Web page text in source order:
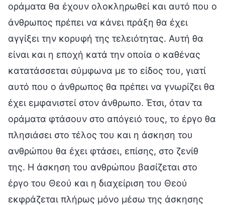
οράματα θα έχουν ολοκληρωθεί και αυτό που ο
άνθρωπος πρέπει να κάνει πράξη θα έχει
αγγίξει την κορυφή της τελειότητας. Αυτή θα
είναι και η εποχή κατά την οποία ο καθένας
κατατάσσεται σύμφωνα με το είδος του, γιατί
αυτό που ο άνθρωπος θα πρέπει να γνωρίζει θα
έχει εμφανιστεί στον άνθρωπο. Έτσι, όταν τα
οράματα φτάσουν στο απόγειό τους, το έργο θα
πλησιάσει στο τέλος του και η άσκηση του
ανθρώπου θα έχει φτάσει, επίσης, στο ζενίθ
της. Η άσκηση του ανθρώπου βασίζεται στο
έργο του Θεού και η διαχείριση του Θεού
εκφράζεται πλήρως μόνο μέσω της άσκησης